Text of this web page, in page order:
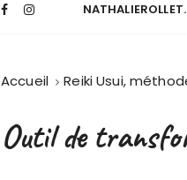
Accueil Reiki Usui,
Outil de